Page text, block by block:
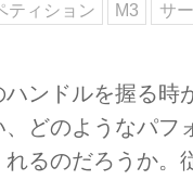
ティション M3 サ
ンドルを握る時
どのようなパフ
るのだろうか。